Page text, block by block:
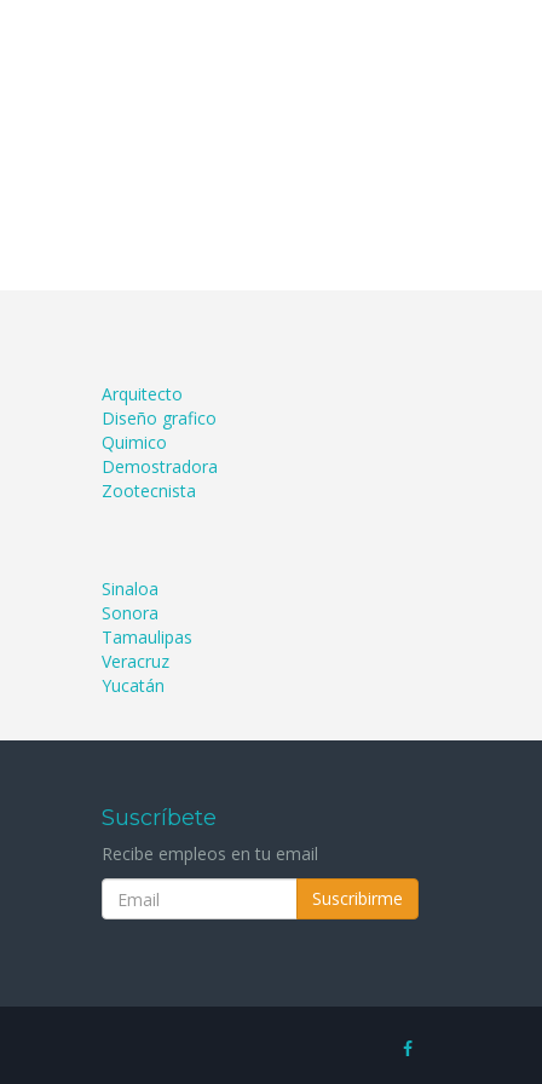
Arquitecto
Diseño grafico
Quimico
Demostradora
Zootecnista
Sinaloa
Sonora
Tamaulipas
Veracruz
Yucatán
Suscríbete
Recibe empleos en tu email
Suscribirme